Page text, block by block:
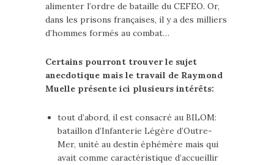
alimenter l’ordre de bataille du CEFEO. Or,
dans les prisons françaises, il y a des milliers
d’hommes formés au combat…
Certains pourront trouver le sujet
anecdotique mais le travail de Raymond
Muelle présente ici plusieurs intérêts:
tout d’abord, il est consacré au BILOM:
bataillon d’Infanterie Légère d’Outre-
Mer, unité au destin éphémère mais qui
avait comme caractéristique d’accueillir